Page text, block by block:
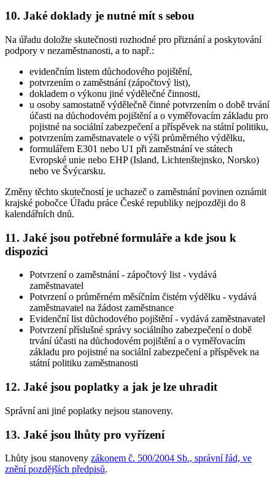
10. Jaké doklady je nutné mít s sebou
Na úřadu doložte skutečnosti rozhodné pro přiznání a poskytování
podpory v nezaměstnanosti, a to např.:
evidenčním listem důchodového pojištění,
potvrzením o zaměstnání (zápočtový list),
dokladem o výkonu jiné výdělečné činnosti,
u osoby samostatně výdělečně činné potvrzením o době trvání
účasti na důchodovém pojištění a o vyměřovacím základu pro
pojistné na sociální zabezpečení a příspěvek na státní politiku,
potvrzením zaměstnavatele o výši průměrného výdělku,
formulářem E301 nebo U1 při zaměstnání ve státech
Evropské unie nebo EHP (Island, Lichtenštejnsko, Norsko)
nebo ve Švýcarsku.
Změny těchto skutečností je uchazeč o zaměstnání povinen oznámit
krajské pobočce Úřadu práce České republiky nejpozději do 8
kalendářních dnů.
11. Jaké jsou potřebné formuláře a kde jsou k
dispozici
Potvrzení o zaměstnání - zápočtový list - vydává
zaměstnavatel
Potvrzení o průměrném měsíčním čistém výdělku - vydává
zaměstnavatel na žádost zaměstnance
Evidenční list důchodového pojištění - vydává zaměstnavatel
Potvrzení příslušné správy sociálního zabezpečení o době
trvání účasti na důchodovém pojištění a o vyměřovacím
základu pro pojistné na sociální zabezpečení a příspěvek na
státní politiku zaměstnanosti
12. Jaké jsou poplatky a jak je lze uhradit
Správní ani jiné poplatky nejsou stanoveny.
13. Jaké jsou lhůty pro vyřízení
Lhůty jsou stanoveny zákonem č. 500/2004 Sb., správní řád, ve
znění pozdějších předpisů.